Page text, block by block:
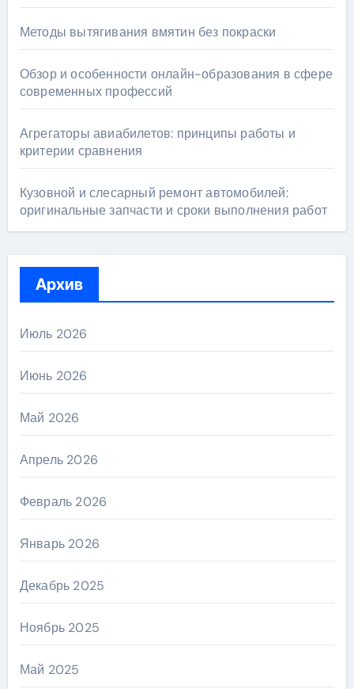
Методы вытягивания вмятин без покраски
Обзор и особенности онлайн-образования в сфере
современных профессий
Агрегаторы авиабилетов: принципы работы и
критерии сравнения
Кузовной и слесарный ремонт автомобилей:
оригинальные запчасти и сроки выполнения работ
Архив
Июль 2026
Июнь 2026
Май 2026
Апрель 2026
Февраль 2026
Январь 2026
Декабрь 2025
Ноябрь 2025
Май 2025